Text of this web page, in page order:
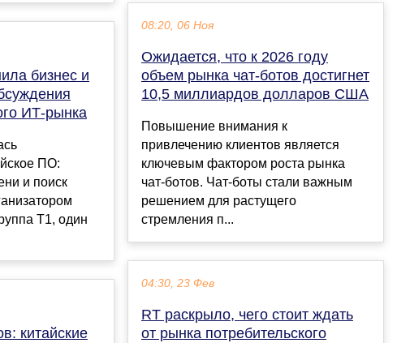
бизнес и
ИТ-рынка
ПО:
и поиск
Т1, один
китайские
08:20, 06 Ноя
Ожидается, что к 2026 году
объем рынка чат-ботов достигнет
10,5 миллиардов долларов США
Повышение внимания к
привлечению клиентов является
ключевым фактором роста рынка
чат-ботов. Чат-боты стали важным
решением для растущего
стремления п...
04:30, 23 Фев
RT раскрыло, чего стоит ждать
от рынка потребительского